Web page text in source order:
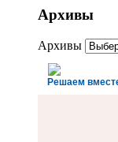
Архивы
Архивы
Решаем